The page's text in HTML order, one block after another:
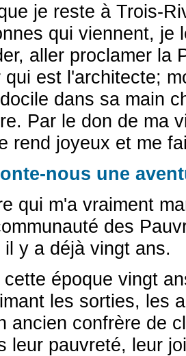
je reste à Trois-
qui viennent, je
aller proclamer la
qui est l'architecte;
dans sa main
Par le don de ma
rend joyeux et me
nous une
qui m'a vraiment
des
il y a déjà vingt ans.
époque vingt
les sorties, les
ancien confrère de
leur pauvreté, leur